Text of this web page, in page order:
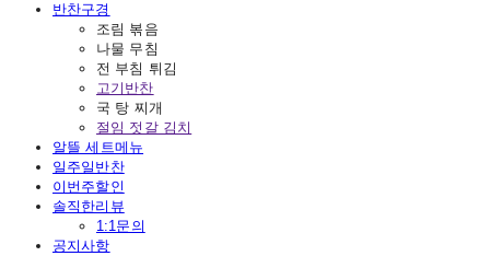
반찬구경
조림 볶음
나물 무침
전 부침 튀김
고기반찬
국 탕 찌개
절임 젓갈 김치
알뜰 세트메뉴
일주일반찬
이번주할인
솔직한리뷰
1:1문의
공지사항